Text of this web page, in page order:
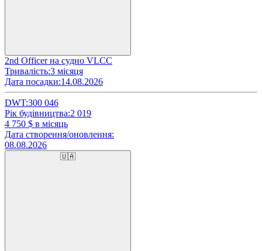
2nd Officer на судно VLCC
Тривалість:3 місяця
Дата посадки:14.08.2026
DWT:300 046
Рік будівництва:2 019
4 750 $ в місяць
Дата створення/оновлення:
08.08.2026
🇺🇦